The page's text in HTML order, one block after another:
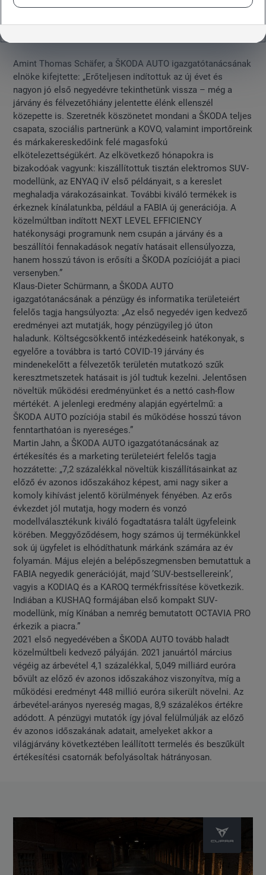
Amint Thomas Schäfer, a ŠKODA AUTO igazgatótanácsának
elnöke kifejtette: „Erőteljesen indítottuk az új évet és
nagyon jó első negyedévre tekinthetünk vissza – még a
járvány és félvezetőhiány jelentette élénk ellenszél
közepette is. Szeretnék köszönetet mondani a ŠKODA teljes
csapata, szociális partnerünk a KOVO, valamint importőreink
és márkakereskedőink felé magasfokú
elkötelezettségükért. Az elkövetkező hónapokra is
bizakodóak vagyunk: kiszállítottuk tisztán elektromos SUV-
modellünk, az ENYAQ iV első példányait, s a kereslet
meghaladja várakozásainkat. További kiváló termékek is
érkeznek kínálatunkba, például a FABIA új generációja. A
közelmúltban indított NEXT LEVEL EFFICIENCY
hatékonysági programunk nem csupán a járvány és a
beszállítói fennakadások negatív hatásait ellensúlyozza,
hanem hosszú távon is erősíti a ŠKODA pozícióját a piaci
versenyben.”
Klaus-Dieter Schürmann, a ŠKODA AUTO
igazgatótanácsának a pénzügy és informatika területeiért
felelős tagja hangsúlyozta: „Az első negyedév igen kedvező
eredményei azt mutatják, hogy pénzügyileg jó úton
haladunk. Költségcsökkentő intézkedéseink hatékonyak, s
egyelőre a továbbra is tartó COVID-19 járvány és
mindenekelőtt a félvezetők területén mutatkozó szűk
keresztmetszetek hatásait is jól tudtuk kezelni. Jelentősen
növeltük működési eredményünket és a nettó cash-flow
mértékét. A jelenlegi eredmény alapján egyértelmű: a
ŠKODA AUTO pozíciója stabil és működése hosszú távon
fenntarthatóan is nyereséges.”
Martin Jahn, a ŠKODA AUTO igazgatótanácsának az
értékesítés és a marketing területeiért felelős tagja
hozzátette: „7,2 százalékkal növeltük kiszállításainkat az
előző év azonos időszakához képest, ami nagy siker a
komoly kihívást jelentő körülmények fényében. Az erős
évkezdet jól mutatja, hogy modern és vonzó
modellválasztékunk kiváló fogadtatásra talált ügyfeleink
körében. Meggyőződésem, hogy számos új termékünkkel
sok új ügyfelet is elhódíthatunk márkánk számára az év
folyamán. Május elején a belépőszegmensben bemutattuk a
FABIA negyedik generációját, majd ’SUV-bestsellereink’,
vagyis a KODIAQ és a KAROQ termékfrissítése következik.
Indiában a KUSHAQ formájában első kompakt SUV-
modellünk, míg Kínában a nemrég bemutatott OCTAVIA PRO
érkezik a piacra.”
2021 első negyedévében a ŠKODA AUTO tovább haladt
közelmúltbeli kedvező pályáján. 2021 januártól március
végéig az árbevétel 4,1 százalékkal, 5,049 milliárd euróra
bővült az előző év azonos időszakához viszonyítva, míg a
működési eredményt 448 millió euróra sikerült növelni. Az
árbevétel-arányos nyereség magas, 8,9 százalékos értékre
adódott. A pénzügyi mutatók így jóval felülmúlják az előző
év azonos időszakának adatait, amelyeket akkor a
világjárvány következtében leállított termelés és beszűkült
értékesítési csatornák befolyásoltak hátrányosan.